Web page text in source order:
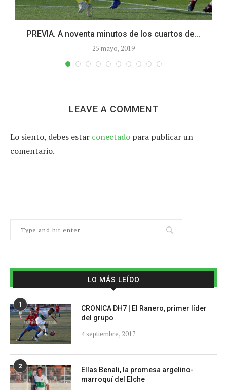
PREVIA. A noventa minutos de los cuartos de...
25 mayo, 2019
LEAVE A COMMENT
Lo siento, debes estar conectado para publicar un
comentario.
LO MÁS LEÍDO
1
CRONICA DH7 | El Ranero, primer líder
del grupo
4 septiembre, 2017
2
Elías Benali, la promesa argelino-
marroquí del Elche